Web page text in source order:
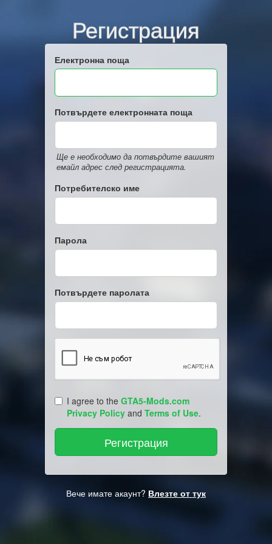
Регистрация
Електронна поща
Потвърдете електронната поща
Ще е необходимо да потвърдите вашият
емайл адрес след регистрацията.
Потребителско име
Парола
Потвърдете паролата
I agree to the GTA5-Mods.com
Privacy Policy and Terms of Use.
Вече имате акаунт? Влезте от тук